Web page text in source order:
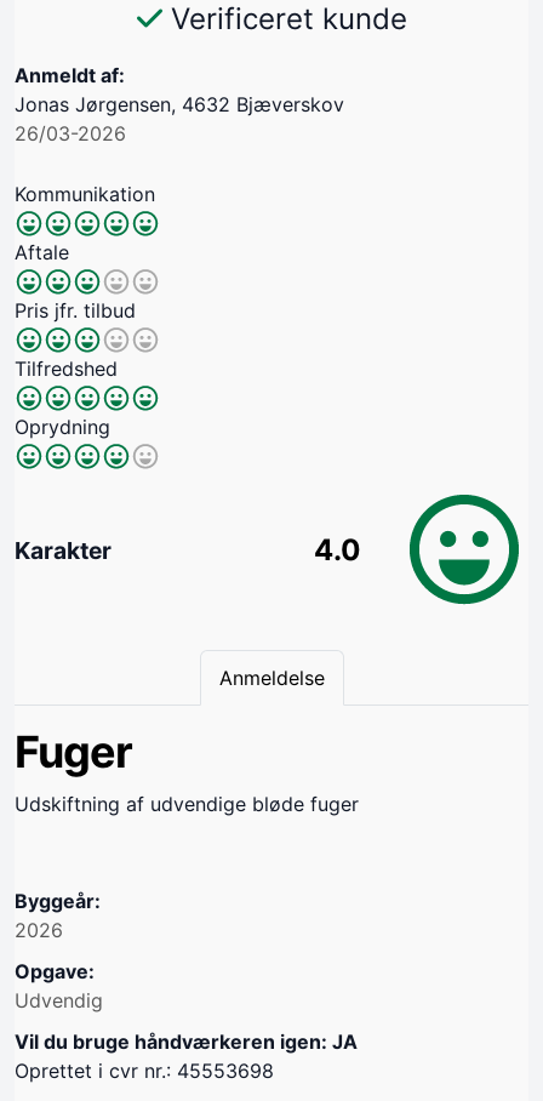
Verificeret kunde
Anmeldt af:
Jonas Jørgensen, 4632 Bjæverskov
26/03-2026
Kommunikation
Aftale
Pris jfr. tilbud
Tilfredshed
Oprydning
Karakter 4.0
Anmeldelse
Fuger
Udskiftning af udvendige bløde fuger
Byggeår:
2026
Opgave:
Udvendig
Vil du bruge håndværkeren igen: JA
Oprettet i cvr nr.: 45553698